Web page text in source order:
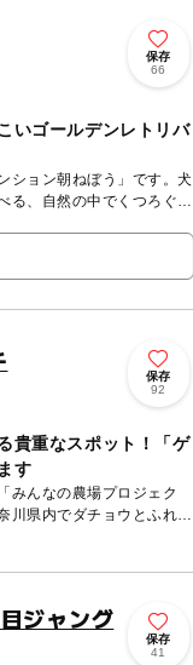
保存
66
いゴールデンレトリバ
ション朝ねぼう」です。犬
る、自然の中でくつろぐ。
。 人懐っこい看板犬のゴ
保存
92
貴重なスポット！「ゲ
す
みんなの農場プロジェク
川県内でダチョウとふれあ
ジャング
保存
41